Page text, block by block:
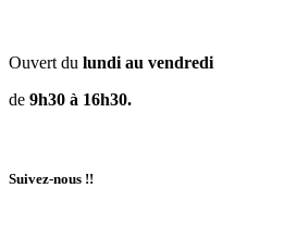
Ouvert du lundi au vendredi
de 9h30 à 16h30.
Suivez-nous !!